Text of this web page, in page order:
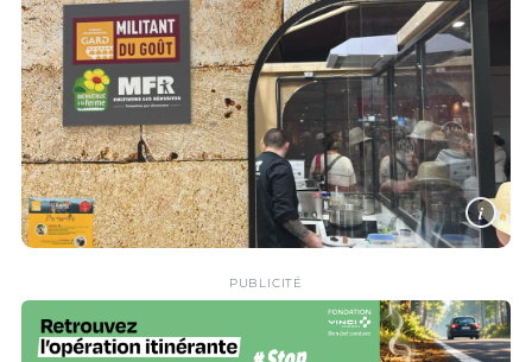
i
PUBLICITÉ